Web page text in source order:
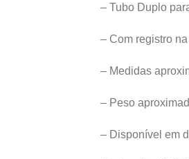
– Tubo Duplo
– Com registro
– Medidas
– Peso
– Disponível em